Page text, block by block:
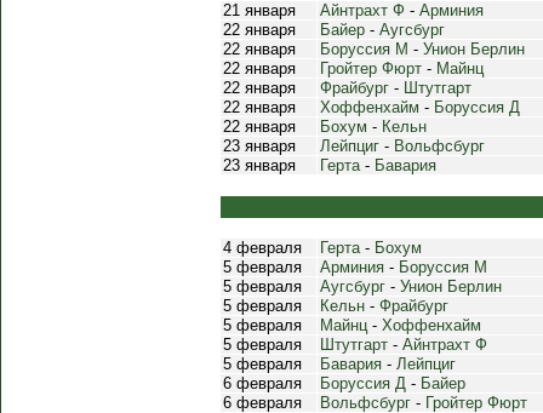
21 января Айнтрахт Ф - Арминия
22 января
Байер - Аугсбург
22 января
Боруссия М - Унион Берлин
22 января
Гройтер Фюрт - Майнц
22 января
Фрайбург - Штутгарт
22 января
Хоффенхайм - Боруссия Д
22 января
Бохум - Кельн
23 января
Лейпциг - Вольфсбург
23 января
Герта- Бавария
4 февраля Герта- Бохум
5 февраля
Арминия - Боруссия М
5 февраля
Аугсбург - Унион Берлин
5 февраля
Кельн - Фрайбург
5 февраля
Майнц- Хоффенхайм
5 февраля
Штутгарт - Айнтрахт Ф
5 февраля
Бавария - Лейпциг
6 февраля
Боруссия Д - Байер
6 февраля
Вольфсбург - Гройтер Фюрт